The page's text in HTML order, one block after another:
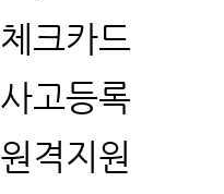
체크카드
사고등록
원격지원